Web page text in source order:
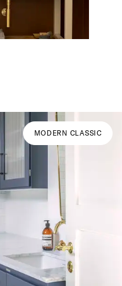
MODERN CLASSIC